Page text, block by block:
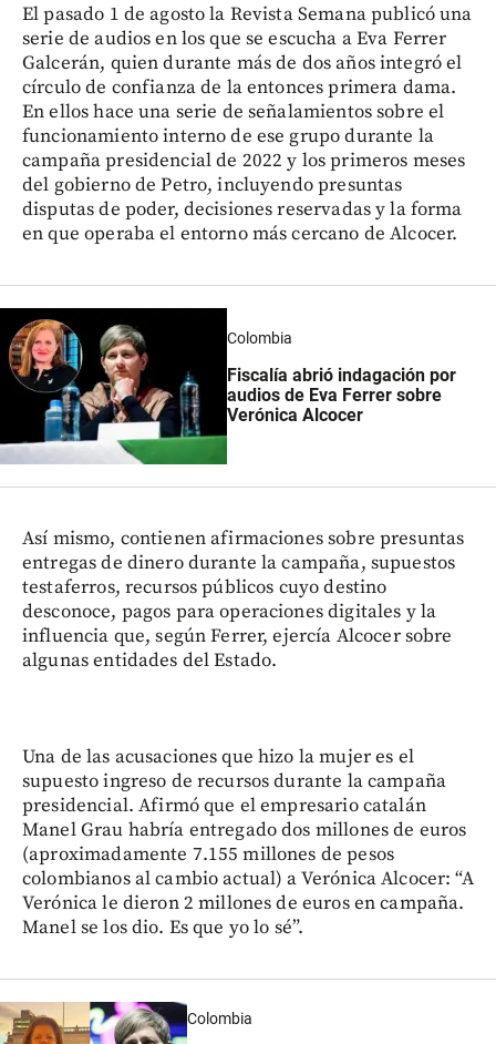
El pasado 1 de agosto la Revista Semana publicó una
serie de audios en los que se escucha a Eva Ferrer
Galcerán, quien durante más de dos años integró el
círculo de confianza de la entonces primera dama.
En ellos hace una serie de señalamientos sobre el
funcionamiento interno de ese grupo durante la
campaña presidencial de 2022 y los primeros meses
del gobierno de Petro, incluyendo presuntas
disputas de poder, decisiones reservadas y la forma
en que operaba el entorno más cercano de Alcocer.
Colombia
Fiscalía abrió indagación por
audios de Eva Ferrer sobre
Verónica Alcocer
Así mismo, contienen afirmaciones sobre presuntas
entregas de dinero durante la campaña, supuestos
testaferros, recursos públicos cuyo destino
desconoce, pagos para operaciones digitales y la
influencia que, según Ferrer, ejercía Alcocer sobre
algunas entidades del Estado.
Una de las acusaciones que hizo la mujer es el
supuesto ingreso de recursos durante la campaña
presidencial. Afirmó que el empresario catalán
Manel Grau habría entregado dos millones de euros
(aproximadamente 7.155 millones de pesos
colombianos al cambio actual) a Verónica Alcocer: “A
Verónica le dieron 2 millones de euros en campaña.
Manel se los dio. Es que yo lo sé”.
Colombia